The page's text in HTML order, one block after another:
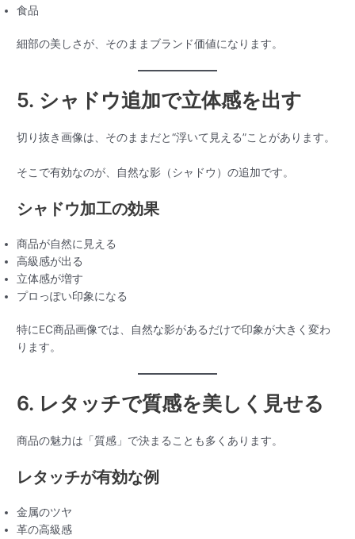
食品
細部の美しさが、そのままブランド価値になります。
5. シャドウ追加で立体感を出す
切り抜き画像は、そのままだと“浮いて見える”ことがあります。
そこで有効なのが、自然な影（シャドウ）の追加です。
シャドウ加工の効果
商品が自然に見える
高級感が出る
立体感が増す
プロっぽい印象になる
特にEC商品画像では、自然な影があるだけで印象が大きく変わ
ります。
6. レタッチで質感を美しく見せる
商品の魅力は「質感」で決まることも多くあります。
レタッチが有効な例
金属のツヤ
革の高級感